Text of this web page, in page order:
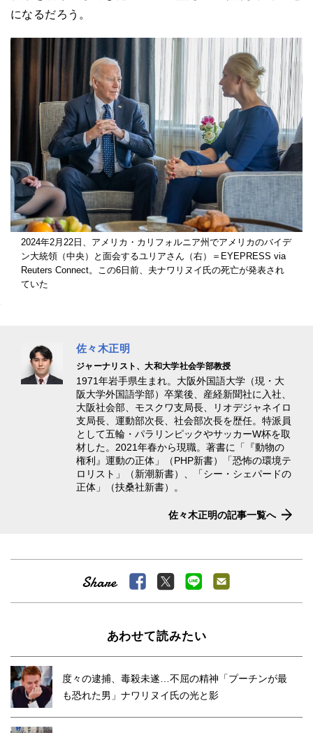
になるだろう。
2024年2月22日、アメリカ・カリフォルニア州でアメリカのバイデ
ン大統領（中央）と面会するユリアさん（右）＝EYEPRESS via
Reuters Connect。この6日前、夫ナワリヌイ氏の死亡が発表され
ていた
佐々木正明
ジャーナリスト、大和大学社会学部教授
1971年岩手県生まれ。大阪外国語大学（現・大
阪大学外国語学部）卒業後、産経新聞社に入社、
大阪社会部、モスクワ支局長、リオデジャネイロ
支局長、運動部次長、社会部次長を歴任。特派員
として五輪・パラリンピックやサッカーW杯を取
材した。2021年春から現職。著書に「『動物の
権利』運動の正体」（PHP新書）「恐怖の環境テ
ロリスト」（新潮新書）、「シー・シェパードの
正体」（扶桑社新書）。
佐々木正明の記事一覧へ
あわせて読みたい
度々の逮捕、毒殺未遂…不屈の精神「プーチンが最
も恐れた男」ナワリヌイ氏の光と影